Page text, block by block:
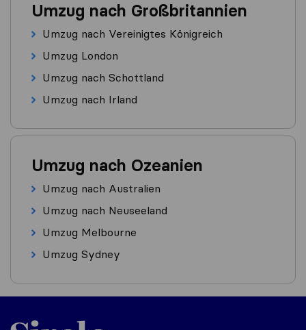
Umzug nach Großbritannien
Umzug nach Vereinigtes Königreich
Umzug London
Umzug nach Schottland
Umzug nach Irland
Umzug nach Ozeanien
Umzug nach Australien
Umzug nach Neuseeland
Umzug Melbourne
Umzug Sydney